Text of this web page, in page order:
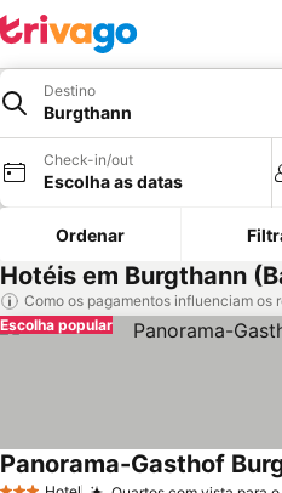
Destino
Burgthann
Check-in/out
Escolha as datas
Ordenar
Hotéis em Burgthann
Como os pagamentos influenciam os
Escolha popular
Panorama-Gasthof